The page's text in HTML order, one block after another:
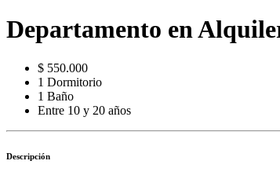
Departamento en
$ 550.000
1 Dormitorio
1 Baño
Entre 10 y 20 años
Descripción